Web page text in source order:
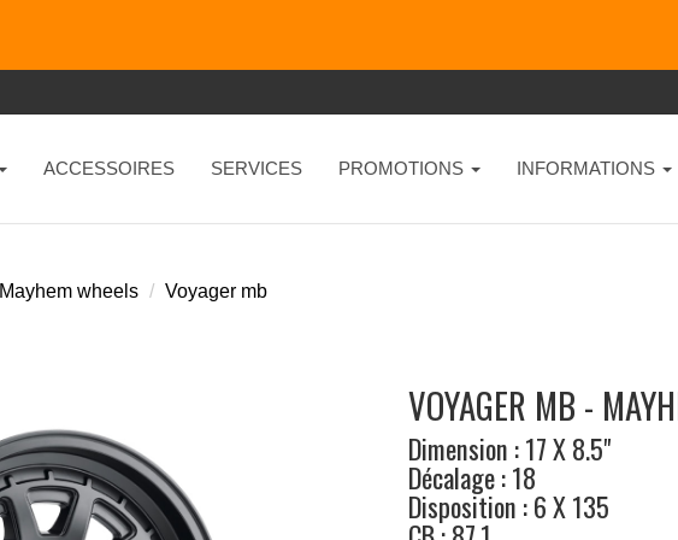
ACCESSOIRES SERVICES PROMOTIONS INFORMATIONS
Mayhem wheels Voyager mb
VOYAGER MB -
Dimension : 17 X 8.5"
Décalage : 18
Disposition : 6 X 135